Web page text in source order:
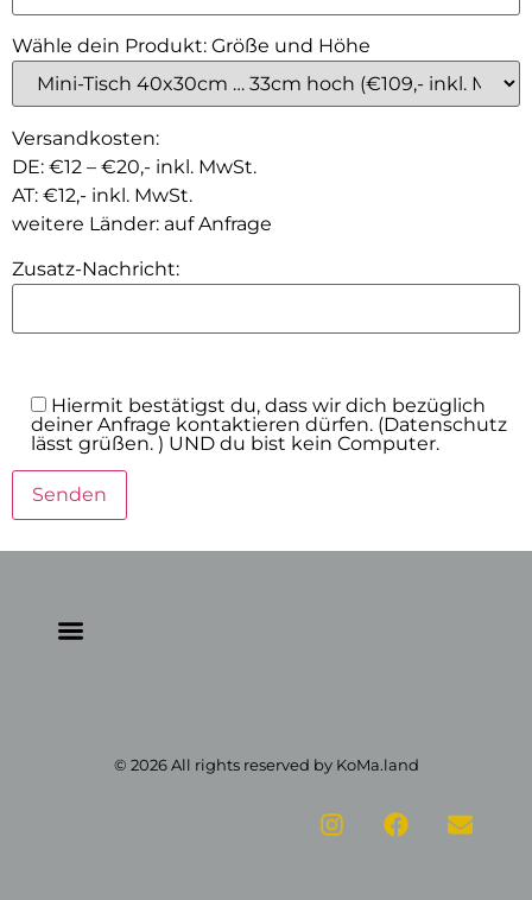
Wähle dein Produkt: Größe und Höhe
Versandkosten:
DE: €12 – €20,- inkl. MwSt.
AT: €12,- inkl. MwSt.
weitere Länder: auf Anfrage
Zusatz-Nachricht:
Hiermit bestätigst du, dass wir dich bezüglich
deiner Anfrage kontaktieren dürfen. (Datenschutz
lässt grüßen. ) UND du bist kein Computer.
© 2026 All rights reserved by KoMa.land